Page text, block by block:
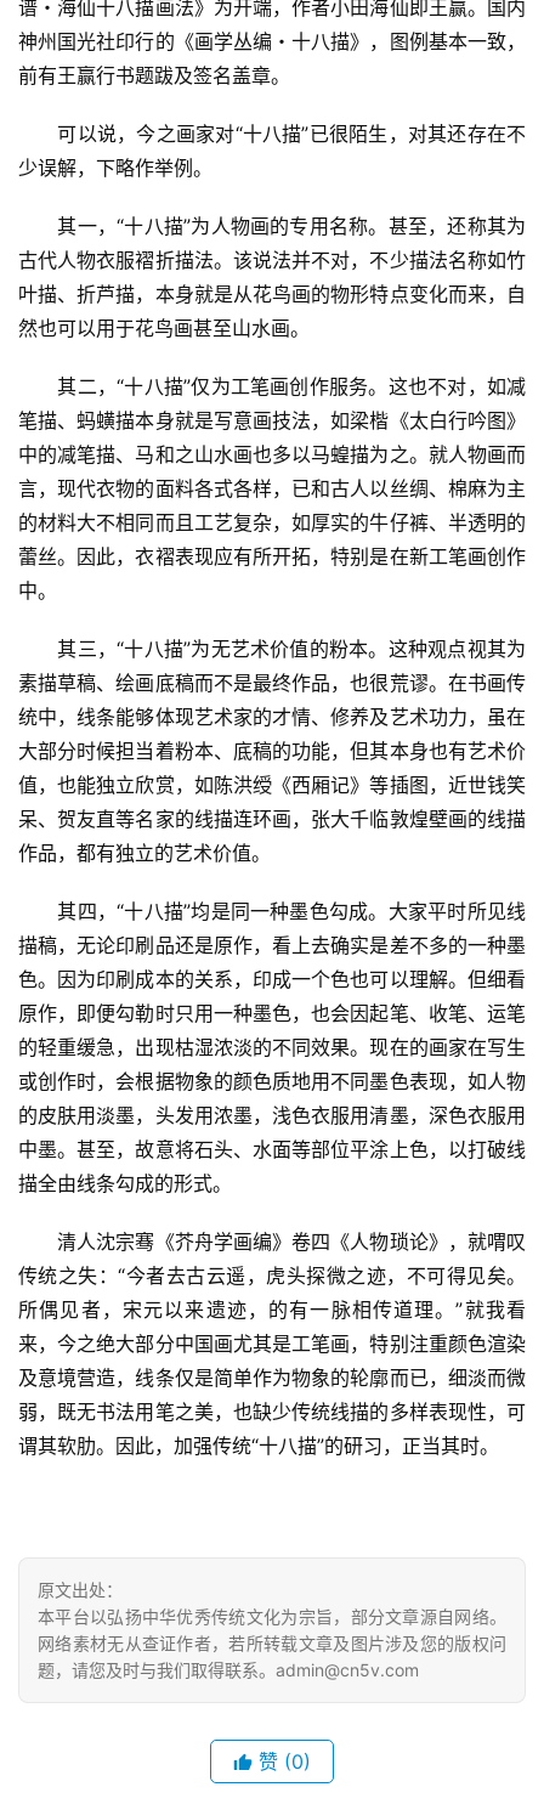
书
稿
术
研
究
书
欣
赏
砚
边
夜
美
术
图
库
容
易
用
錯
的
繁
體
字
一
百
例
谱・海仙十八描画法》为开端，作者小田海仙即王赢。国内
神州国光社印行的《画学丛编・十八描》，图例基本一致，
前有王赢行书题跋及签名盖章。
可以说，今之画家对“十八描”已很陌生，对其还存在不
少误解，下略作举例。
其一，“十八描”为人物画的专用名称。甚至，还称其为
古代人物衣服褶折描法。该说法并不对，不少描法名称如竹
叶描、折芦描，本身就是从花鸟画的物形特点变化而来，自
然也可以用于花鸟画甚至山水画。
其二，“十八描”仅为工笔画创作服务。这也不对，如减
笔描、蚂蟥描本身就是写意画技法，如梁楷《太白行吟图》
中的减笔描、马和之山水画也多以马蝗描为之。就人物画而
言，现代衣物的面料各式各样，已和古人以丝绸、棉麻为主
的材料大不相同而且工艺复杂，如厚实的牛仔裤、半透明的
蕾丝。因此，衣褶表现应有所开拓，特别是在新工笔画创作
中。
其三，“十八描”为无艺术价值的粉本。这种观点视其为
素描草稿、绘画底稿而不是最终作品，也很荒谬。在书画传
统中，线条能够体现艺术家的才情、修养及艺术功力，虽在
大部分时候担当着粉本、底稿的功能，但其本身也有艺术价
值，也能独立欣赏，如陈洪绶《西厢记》等插图，近世钱笑
呆、贺友直等名家的线描连环画，张大千临敦煌壁画的线描
作品，都有独立的艺术价值。
其四，“十八描”均是同一种墨色勾成。大家平时所见线
描稿，无论印刷品还是原作，看上去确实是差不多的一种墨
色。因为印刷成本的关系，印成一个色也可以理解。但细看
原作，即便勾勒时只用一种墨色，也会因起笔、收笔、运笔
的轻重缓急，出现枯湿浓淡的不同效果。现在的画家在写生
或创作时，会根据物象的颜色质地用不同墨色表现，如人物
的皮肤用淡墨，头发用浓墨，浅色衣服用清墨，深色衣服用
中墨。甚至，故意将石头、水面等部位平涂上色，以打破线
描全由线条勾成的形式。
清人沈宗骞《芥舟学画编》卷四《人物琐论》，就喟叹
传统之失：“今者去古云遥，虎头探微之迹，不可得见矣。
所偶见者，宋元以来遗迹，的有一脉相传道理。”就我看
来，今之绝大部分中国画尤其是工笔画，特别注重颜色渲染
及意境营造，线条仅是简单作为物象的轮廓而已，细淡而微
弱，既无书法用笔之美，也缺少传统线描的多样表现性，可
谓其软肋。因此，加强传统“十八描”的研习，正当其时。
原文出处：
本平台以弘扬中华优秀传统文化为宗旨，部分文章源自网络。
网络素材无从查证作者，若所转载文章及图片涉及您的版权问
题，请您及时与我们取得联系。admin@cn5v.com
赞 (0)